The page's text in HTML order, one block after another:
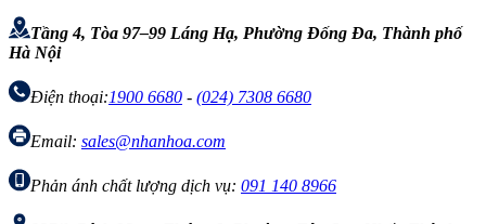
Tầng 4, Tòa 97–99 Láng Hạ, Phường Đống Đa, Thành phố
Hà Nội
Điện thoại:1900 6680 - (024) 7308 6680
Email: sales@nhanhoa.com
Phản ánh chất lượng dịch vụ: 091 140 8966